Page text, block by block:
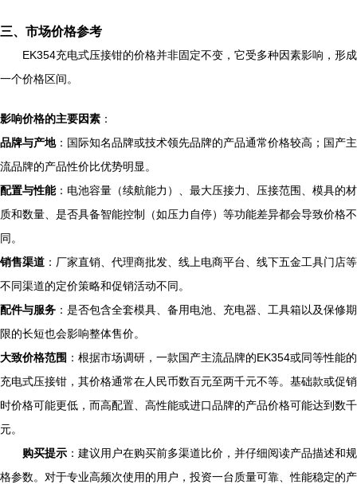
三、市场价格参考
EK354充电式压接钳的价格并非固定不变，它受多种因素影响，形成
一个价格区间。
影响价格的主要因素 ：
品牌与产地：国际知名品牌或技术领先品牌的产品通常价格较高；国产主
流品牌的产品性价比优势明显。
配置与性能：电池容量（续航能力）、最大压接力、压接范围、模具的材
质和数量、是否具备智能控制（如压力自停）等功能差异都会导致价格不
同。
销售渠道 ：厂家直销、代理商批发、线上电商平台、线下五金工具门店等
不同渠道的定价策略和促销活动不同。
配件与服务 ：是否包含全套模具、备用电池、充电器、工具箱以及保修期
限的长短也会影响整体售价。
大致价格范围 ：根据市场调研，一款国产主流品牌的EK354或同等性能的
充电式压接钳，其价格通常在人民币数百元至两千元不等。基础款或促销
时价格可能更低，而高配置、高性能或进口品牌的产品价格可能达到数千
元。
购买提示 ：建议用户在购买前多渠道比价，并仔细阅读产品描述和规
格参数。对于专业高频次使用的用户，投资一台质量可靠、性能稳定的产